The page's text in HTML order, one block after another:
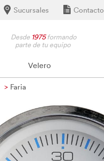
Contacto
Sucursales
Desde 1975formando
parte de tu equipo
Velero
Faria